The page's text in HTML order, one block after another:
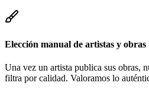
Elección manual de artistas y obras
Una vez un artista publica sus obras,
filtra por calidad. Valoramos lo